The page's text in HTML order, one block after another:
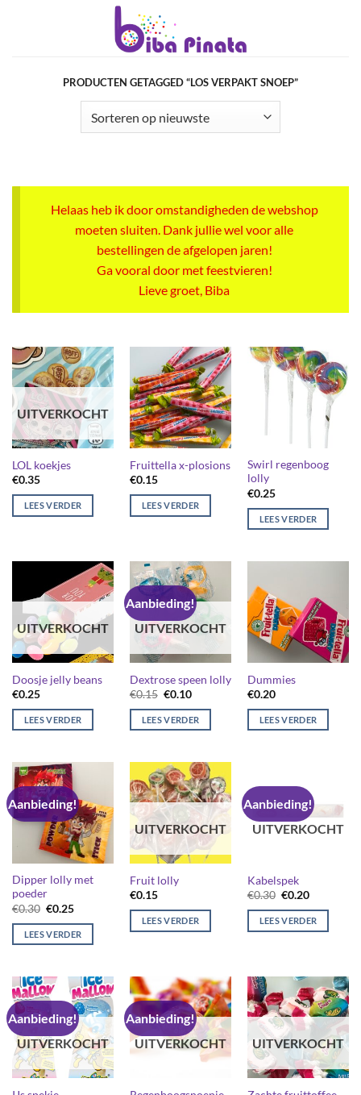
PRODUCTEN GETAGGED “LOS VERPAKT SNOEP”
Helaas heb ik door omstandigheden de webshop
moeten sluiten. Dank jullie wel voor alle
bestellingen de afgelopen jaren!
Ga vooral door met feestvieren!
Lieve groet, Biba
UITVERKOCHT
LOL koekjes
€0.35
LEES VERDER
Fruittella x-plosions
€0.15
LEES VERDER
Swirl regenboog
lolly
€0.25
LEES VERDER
UITVERKOCHT
Doosje jelly beans
€0.25
LEES VERDER
Aanbieding!
UITVERKOCHT
Dextrose speen lolly
€0.15 Oorspronkelijke
was:
€0.15.
€0.10Huidige
is:
€0.10.
LEES VERDER
Dummies
€0.20
LEES VERDER
Aanbieding!
Dipper lolly met
poeder
€0.30 Oorspronkelijke
was:
€0.30.
€0.25Huidige
is:
€0.25.
LEES VERDER
UITVERKOCHT
Fruit lolly
€0.15
LEES VERDER
Aanbieding!
UITVERKOCHT
Kabelspek
€0.30 Oorspronkelijke
was:
€0.30.
€0.20Huidige
is:
€0.20.
LEES VERDER
Aanbieding!
UITVERKOCHT
Aanbieding!
UITVERKOCHT
UITVERKOCHT